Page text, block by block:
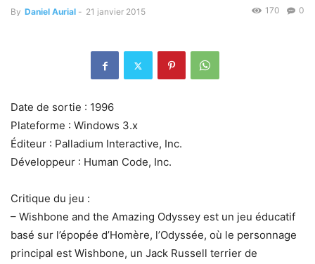
By Daniel Aurial - 21 janvier 2015 0
170
Date de sortie : 1996
Plateforme : Windows 3.x
Éditeur : Palladium Interactive, Inc.
Développeur : Human Code, Inc.
Critique du jeu :
– Wishbone and the Amazing Odyssey est un jeu éducatif
basé sur l’épopée d’Homère, l’Odyssée, où le personnage
principal est Wishbone, un Jack Russell terrier de